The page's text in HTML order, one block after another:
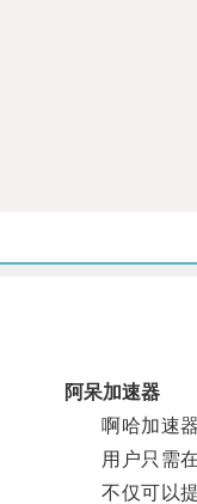
阿呆加速器
啊哈加速器
用户只需在
不仅可以提